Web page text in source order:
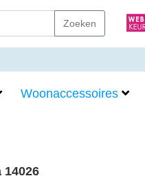
Zoeken
Woonaccessoires
14026